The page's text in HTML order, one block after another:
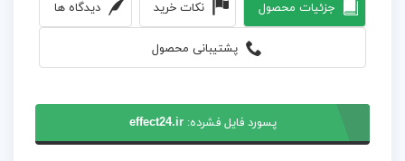
جزئیات محصول نکات خرید دیدگاه ها
پشتیبانی محصول
پسورد فایل فشرده:effect24.ir